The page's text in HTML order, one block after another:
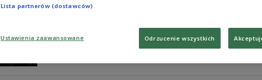
ze Srebrnego Globu długo oczekiwane słowa: "Orzeł
Lista partnerów (dostawców)
Ustawienia zaawansowane Odrzucenie wszystkich